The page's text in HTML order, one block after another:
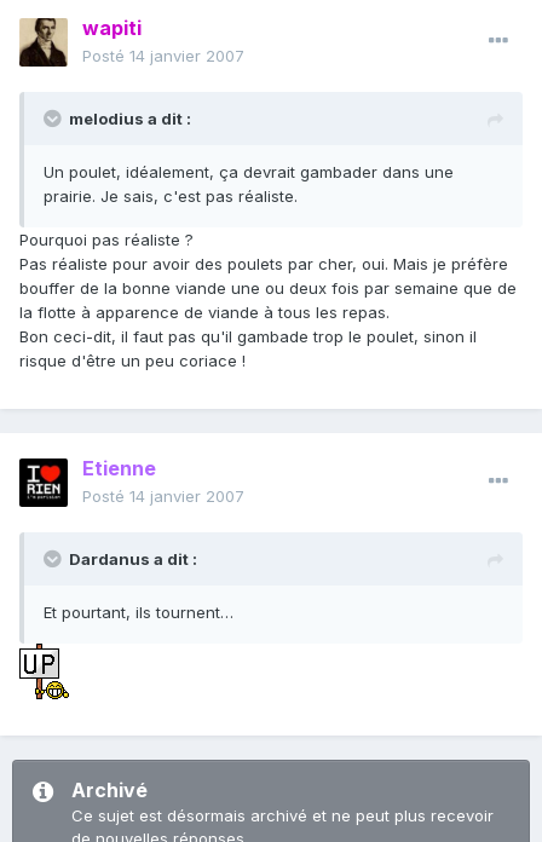
wapiti
Posté 14 janvier 2007
melodius a dit :
Un poulet, idéalement, ça devrait gambader dans une
prairie. Je sais, c'est pas réaliste.
Pourquoi pas réaliste ?
Pas réaliste pour avoir des poulets par cher, oui. Mais je préfère
bouffer de la bonne viande une ou deux fois par semaine que de
la flotte à apparence de viande à tous les repas.
Bon ceci-dit, il faut pas qu'il gambade trop le poulet, sinon il
risque d'être un peu coriace !
Etienne
Posté 14 janvier 2007
Dardanus a dit :
Et pourtant, ils tournent…
Archivé
Ce sujet est désormais archivé et ne peut plus recevoir